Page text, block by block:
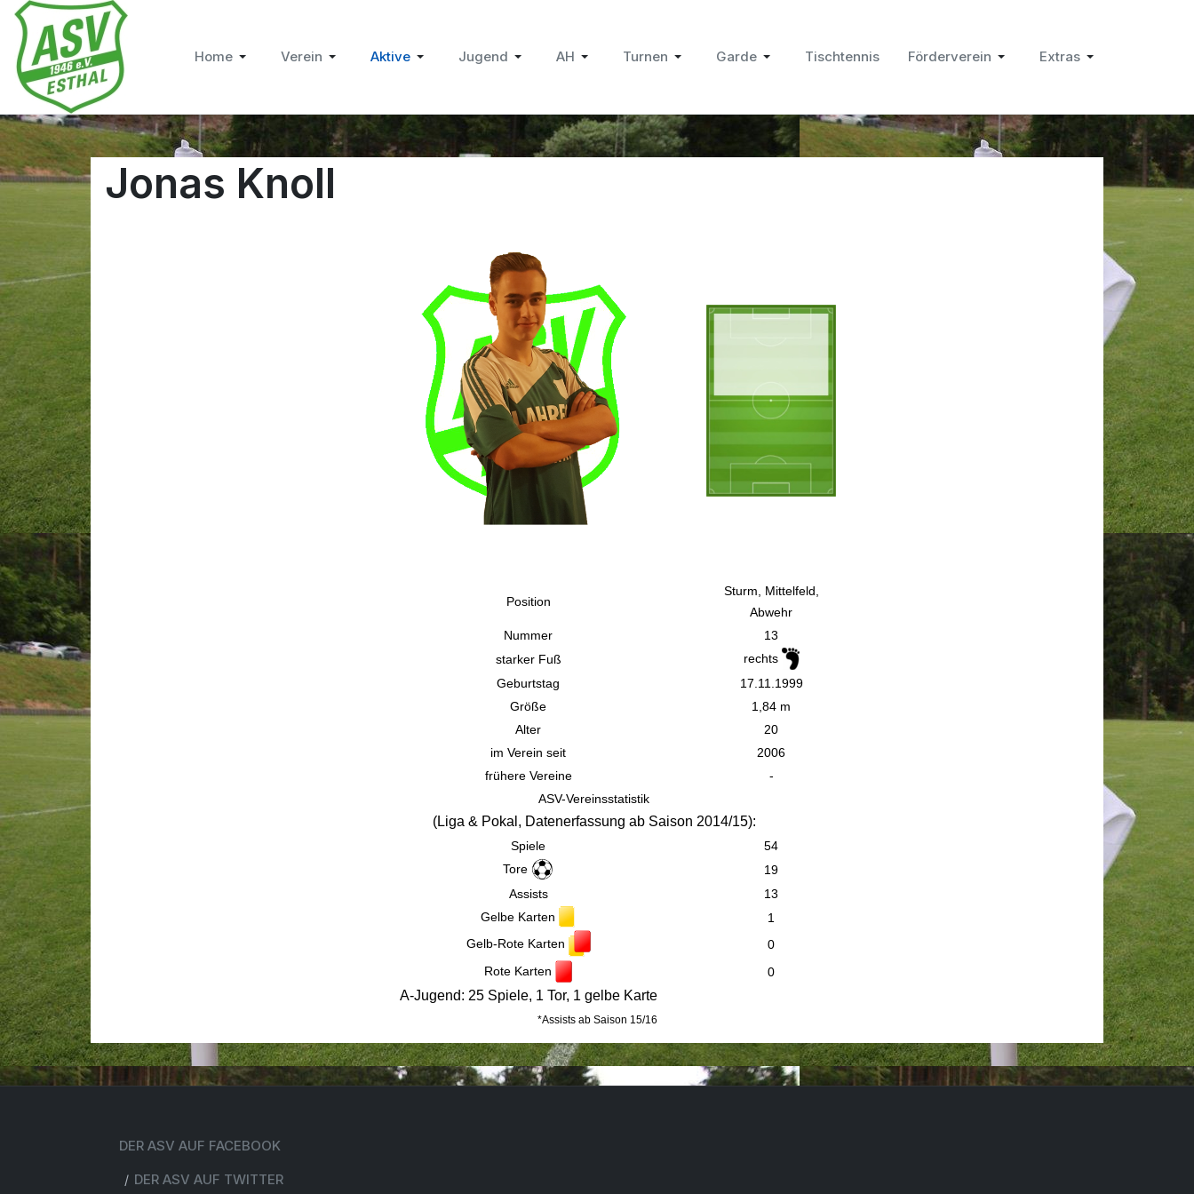
Home Verein Aktive Jugend AH Turnen Garde Tischtennis Förderverein Extras
Jonas Knoll
Position
Sturm, Mittelfeld,
Abwehr
Nummer
13
starker Fuß
rechts
Geburtstag
17.11.1999
Größe
1,84 m
Alter
20
im Verein seit
2006
frühere Vereine
-
ASV-Vereinsstatistik
(Liga & Pokal, Datenerfassung ab Saison 2014/15):
Spiele
54
Tore
19
Assists
13
Gelbe Karten
1
Gelb-Rote Karten
0
Rote Karten
0
A-Jugend: 25 Spiele, 1 Tor, 1 gelbe Karte
*Assists ab Saison 15/16
DER ASV AUF FACEBOOK
DER ASV AUF TWITTER